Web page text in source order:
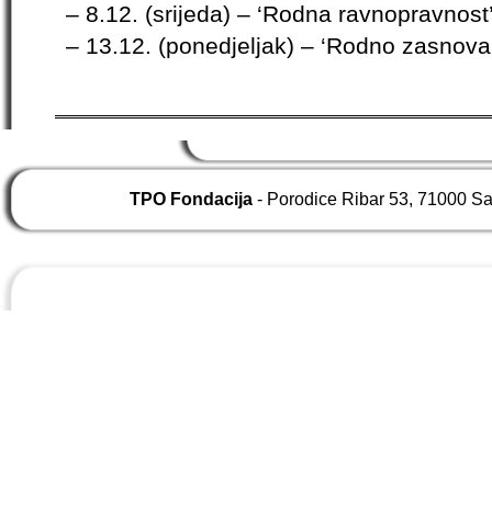
– 8.12. (srijeda) – ‘Rodna
– 13.12. (ponedjeljak) – ‘Rodno
TPO Fondacija - Porodice Ribar 53, 71000